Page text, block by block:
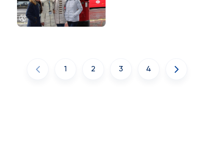
1 2 3 4